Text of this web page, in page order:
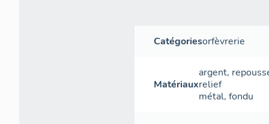
Catégoriesorfèvrerie
Matériaux
argent,
relief
métal, fondu